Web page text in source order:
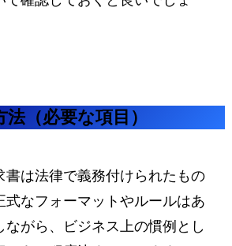
（必要な項目）
書は法律で義務付けられたもの
式なフォーマットやルールはあ
ながら、ビジネス上の慣例とし